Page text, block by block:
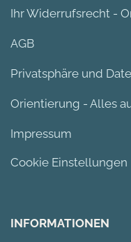
Ihr Widerrufsrecht -
AGB
Privatsphäre und
Orientierung - Alles
Impressum
Cookie Einstellungen
INFORMATIONEN